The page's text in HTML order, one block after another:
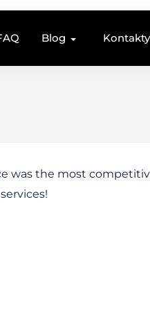
Blog Kontakty
was the most